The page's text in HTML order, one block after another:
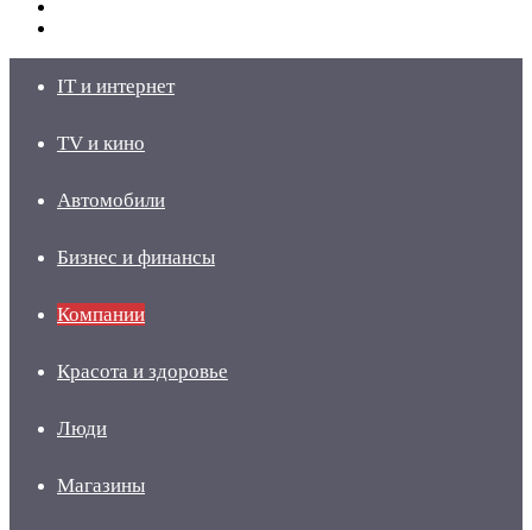
IT и интернет
TV и кино
Автомобили
Бизнес и финансы
Компании
Красота и здоровье
Люди
Магазины